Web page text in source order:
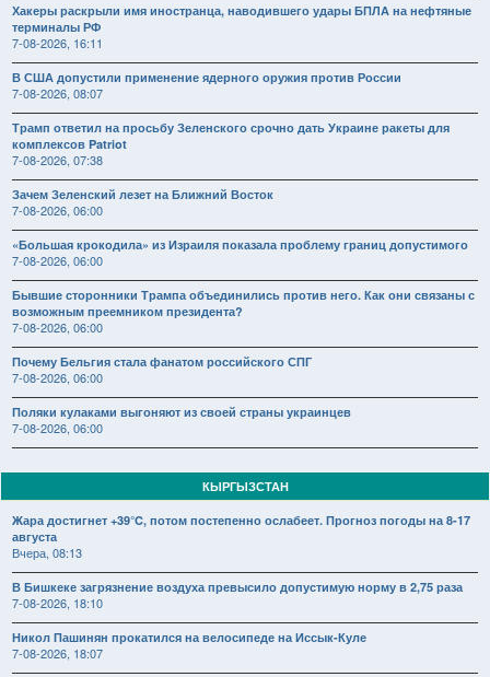
Хакеры раскрыли имя иностранца, наводившего удары БПЛА на нефтяные
терминалы РФ
7-08-2026, 16:11
В США допустили применение ядерного оружия против России
7-08-2026, 08:07
Трамп ответил на просьбу Зеленского срочно дать Украине ракеты для
комплексов Patriot
7-08-2026, 07:38
Зачем Зеленский лезет на Ближний Восток
7-08-2026, 06:00
«Большая крокодила» из Израиля показала проблему границ допустимого
7-08-2026, 06:00
Бывшие сторонники Трампа объединились против него. Как они связаны с
возможным преемником президента?
7-08-2026, 06:00
Почему Бельгия стала фанатом российского СПГ
7-08-2026, 06:00
Поляки кулаками выгоняют из своей страны украинцев
7-08-2026, 06:00
КЫРГЫЗСТАН
Жара достигнет +39°C, потом постепенно ослабеет. Прогноз погоды на 8-17
августа
Вчера, 08:13
В Бишкеке загрязнение воздуха превысило допустимую норму в 2,75 раза
7-08-2026, 18:10
Никол Пашинян прокатился на велосипеде на Иссык-Куле
7-08-2026, 18:07